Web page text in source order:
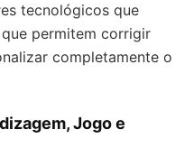
tecnológicos que
permitem corrigir
completamente o
Jogo e